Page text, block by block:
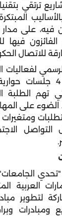
ترتقي
الفائزون
للاتصال
لفعاليات
نفسها تنظيم 4
تهم الطلبة
على
التواصل
"تحدي
العربية
لتطوير
ومبادرات